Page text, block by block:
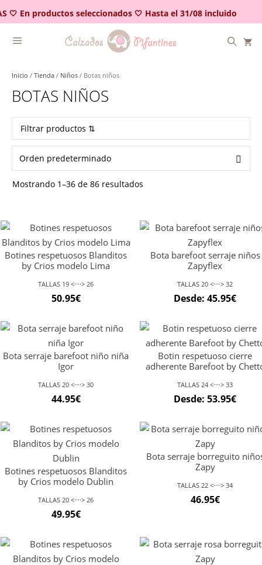
🤍 En productos seleccionados 🤍 Hasta el 31/08 incluido
al
contenido
Inicio / Tienda / Niños / Botas niños
BOTAS NIÑOS
Filtrar productos ⇅
Mostrando 1–36 de 86 resultados
Botines respetuosos Blanditos
by Crios modelo Lima
TALLAS 19 <····> 26
50.95€
Bota barefoot serraje niños
Zapyflex
TALLAS 20 <····> 32
Desde:45.95€
Bota serraje barefoot niño niña
Igor
TALLAS 20 <····> 30
44.95€
Botin respetuoso cierre
adherente Barefoot by
TALLAS 24 <····> 33
Desde:53.95€
Botines respetuosos Blanditos
by Crios modelo Dublin
TALLAS 20 <····> 26
49.95€
Bota serraje borreguito
Zapy
TALLAS 22 <····> 34
46.95€